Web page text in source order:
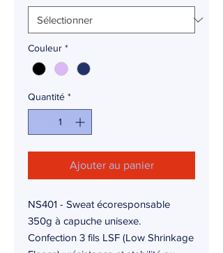
Couleur *
Quantité *
Ajouter au panier
NS401 - Sweat écoresponsable
350g à capuche unisexe.
Confection 3 fils LSF (Low Shrinkage